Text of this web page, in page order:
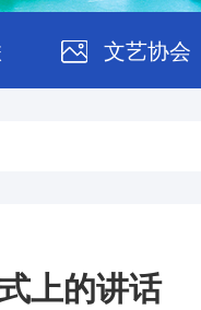
文艺协会
上的讲话